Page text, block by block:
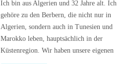
Ich bin aus Algerien und 32 Jahre alt. Ich
gehöre zu den Berbern, die nicht nur in
Algerien, sondern auch in Tunesien und
Marokko leben, hauptsächlich in der
Küstenregion. Wir haben unsere eigenen